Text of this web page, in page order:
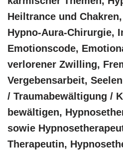
Heiltrance und
Hypno-Aura-Chirurgie,
Emotionscode,
verlorener Zwilling,
Vergebensarbeit,
/ Traumabewältigung /
bewältigen,
sowie
Therapeutin,